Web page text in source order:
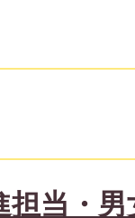
担当・